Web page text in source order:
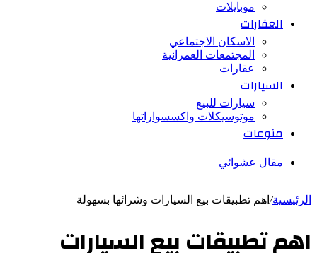
موبايلات
العقارات
الاسكان الاجتماعي
المجتمعات العمرانية
عقارات
السيارات
سيارات للبيع
موتوسيكلات واكسسواراتها
منوعات
مقال عشوائي
الرئيسية/ اهم تطبيقات بيع السيارات وشرائها بسهولة
اهم تطبيقات بيع السيارات